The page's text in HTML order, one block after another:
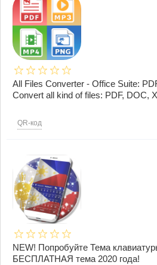
All Files Converter - Office Suite:
Convert all kind of files: PDF, DOC,
QR-код
NEW! Попробуйте Тема
БЕСПЛАТНАЯ тема 2020 года!